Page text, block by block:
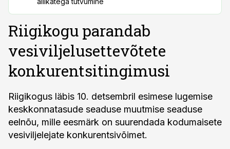
Riigikogu parandab
vesiviljelusettevõtete
konkurentsitingimusi
Riigikogus läbis 10. detsembril esimese lugemise
keskkonnatasude seaduse muutmise seaduse
eelnõu, mille eesmärk on suurendada kodumaisete
vesiviljelejate konkurentsivõimet.